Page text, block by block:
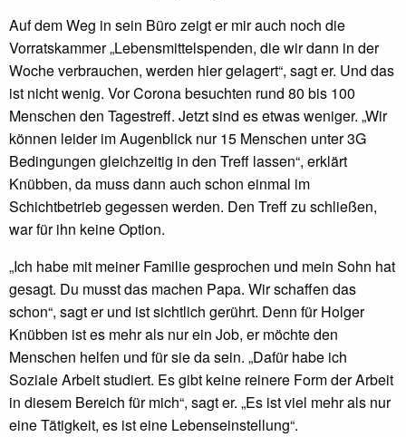
Auf dem Weg in sein Büro zeigt er mir auch noch die
Vorratskammer „Lebensmittelspenden, die wir dann in der
Woche verbrauchen, werden hier gelagert“, sagt er. Und das
ist nicht wenig. Vor Corona besuchten rund 80 bis 100
Menschen den Tagestreff. Jetzt sind es etwas weniger. „Wir
können leider im Augenblick nur 15 Menschen unter 3G
Bedingungen gleichzeitig in den Treff lassen“, erklärt
Knübben, da muss dann auch schon einmal im
Schichtbetrieb gegessen werden. Den Treff zu schließen,
war für ihn keine Option.
„Ich habe mit meiner Familie gesprochen und mein Sohn hat
gesagt. Du musst das machen Papa. Wir schaffen das
schon“, sagt er und ist sichtlich gerührt. Denn für Holger
Knübben ist es mehr als nur ein Job, er möchte den
Menschen helfen und für sie da sein. „Dafür habe ich
Soziale Arbeit studiert. Es gibt keine reinere Form der Arbeit
in diesem Bereich für mich“, sagt er. „Es ist viel mehr als nur
eine Tätigkeit, es ist eine Lebenseinstellung“.